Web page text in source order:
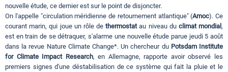
Contact
nouvelle étude, ce dernier est sur le point de disjoncter.
On l'appelle "circulation méridienne de retournement atlantique" (Amoc). Ce
courant marin, qui joue un rôle dethermostatau niveau du climat mondial,
est en train de se détraquer, s'alarme une nouvelle étude parue jeudi 5 août
dans la revue Nature Climate Change*. Un chercheur du Potsdam Institute
for Climate Impact Research, en Allemagne, rapporte avoir observé les
premiers signes d'une déstabilisation de ce système qui fait la pluie et le